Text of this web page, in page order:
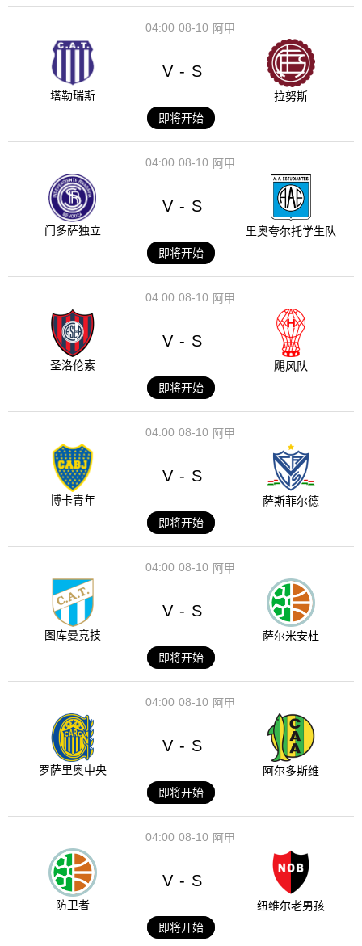
08-10
04:00 阿甲
塔勒瑞斯
V - S
拉努斯
即将开始
08-10
04:00 阿甲
门多萨独立
V - S
里奥夸尔托学生队
即将开始
08-10
04:00 阿甲
圣洛伦索
V - S
飓风队
即将开始
08-10
04:00 阿甲
博卡青年
V - S
萨斯菲尔德
即将开始
08-10
04:00 阿甲
图库曼竞技
V - S
萨尔米安杜
即将开始
08-10
04:00 阿甲
罗萨里奥中央
V - S
阿尔多斯维
即将开始
08-10
04:00 阿甲
防卫者
V - S
纽维尔老男孩
即将开始